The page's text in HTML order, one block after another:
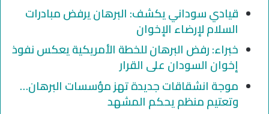
قيادي سوداني يكشف: البرهان يرفض مبادرات
السلام لإرضاء الإخوان
خبراء: رفض البرهان للخطة الأمريكية يعكس نفوذ
إخوان السودان على القرار
موجة انشقاقات جديدة تهز مؤسسات البرهان…
وتعتيم منظم يحكم المشهد